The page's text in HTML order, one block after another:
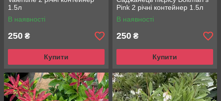
1.5л
В наявності
250 ₴
Купити
Pink 2 річні контейнер 1.5л
В наявності
250 ₴
Купити